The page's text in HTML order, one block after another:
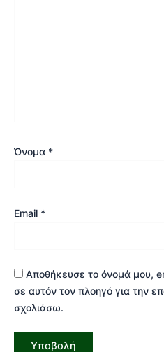
Όνομα *
Email *
Αποθήκευσε το όνομά μου,
σε αυτόν τον πλοηγό για την
σχολιάσω.